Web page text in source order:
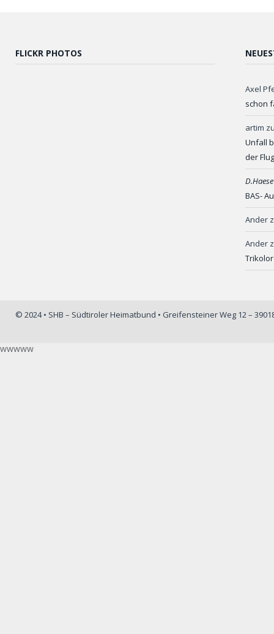
FLICKR PHOTOS
Axel
schon
artim
Unfall
der
BAS-
Ander
Ander
© 2024 • SHB – Südtiroler Heimatbund • Greifensteiner Weg 12 –
wwwww